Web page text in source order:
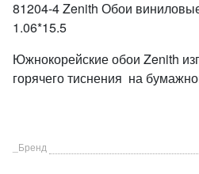
81204-4 Zenith Обои
1.06*15.5
Южнокорейские обои Zenith
горячего тиснения на
_Бренд